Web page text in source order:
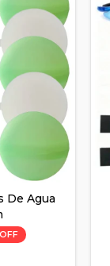
De Agua